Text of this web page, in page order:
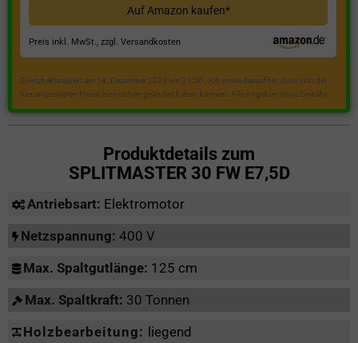
Auf Amazon kaufen*
Preis inkl. MwSt., zzgl. Versandkosten
Zuletzt aktualisiert am 18. Dezember 2023 um 21:50 . Ich weise darauf hin, dass sich die
hier angezeigten Preise inzwischen geändert haben können. Alle Angaben ohne Gewähr.
Produktdetails zum
SPLITMASTER 30 FW E7,5D
Antriebsart: Elektromotor
Netzspannung: 400 V
Max. Spaltgutlänge: 125 cm
Max. Spaltkraft: 30 Tonnen
Holzbearbeitung: liegend